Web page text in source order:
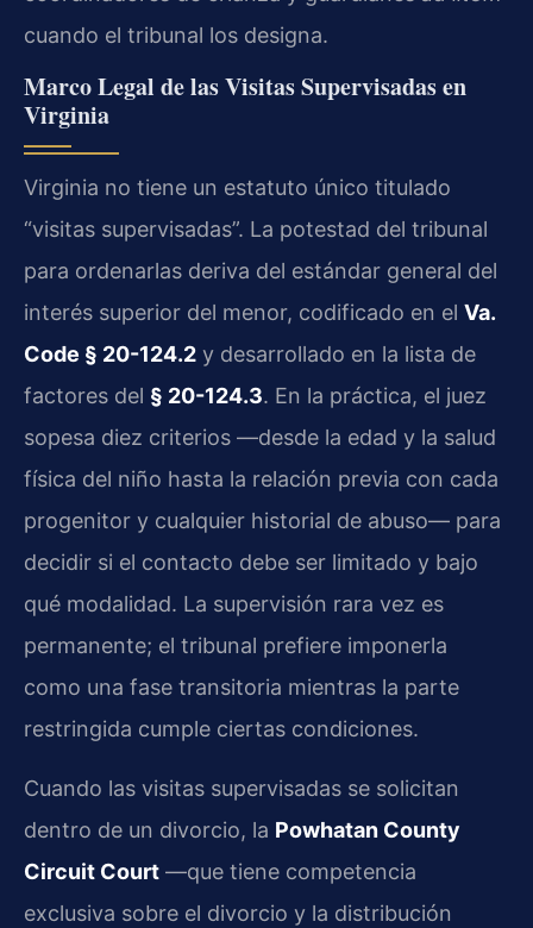
cuando el tribunal los designa.
Marco Legal de las Visitas Supervisadas en
Virginia
Virginia no tiene un estatuto único titulado
“visitas supervisadas”. La potestad del tribunal
para ordenarlas deriva del estándar general del
interés superior del menor, codificado en el Va.
Code § 20-124.2 y desarrollado en la lista de
factores del § 20-124.3. En la práctica, el juez
sopesa diez criterios —desde la edad y la salud
física del niño hasta la relación previa con cada
progenitor y cualquier historial de abuso— para
decidir si el contacto debe ser limitado y bajo
qué modalidad. La supervisión rara vez es
permanente; el tribunal prefiere imponerla
como una fase transitoria mientras la parte
restringida cumple ciertas condiciones.
Cuando las visitas supervisadas se solicitan
dentro de un divorcio, la Powhatan County
Circuit Court —que tiene competencia
exclusiva sobre el divorcio y la distribución